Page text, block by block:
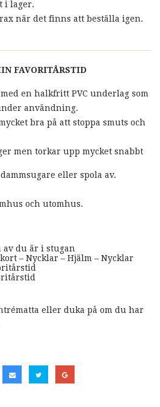
i lager.
när det finns att beställa igen.
FAVORITÅRSTID
en halkfritt PVC underlag som
användning.
bra på att stoppa smuts och
men torkar upp mycket snabbt
eller spola av.
och utomhus.
av du är i stugan
– Nycklar – Hjälm – Nycklar
eller duka på om du har